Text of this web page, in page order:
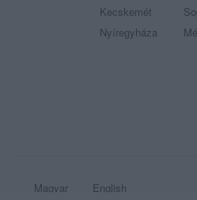
Kecskemét
Nyíregyháza
Magyar English